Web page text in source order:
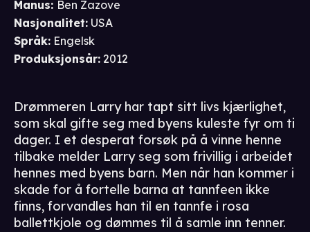
Manus: Ben Zazove
Nasjonalitet: USA
Språk: Engelsk
Produksjonsår: 2012
Drømmeren Larry har tapt sitt livs kjærlighet,
som skal gifte seg med byens kuleste fyr om ti
dager. I et desperat forsøk på å vinne henne
tilbake melder Larry seg som frivillig i arbeidet
hennes med byens barn. Men når han kommer i
skade for å fortelle barna at tannfeen ikke
finns, forvandles han til en tannfe i rosa
ballettkjole og dømmes til å samle inn tenner.